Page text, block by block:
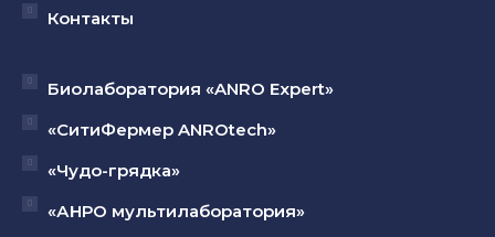
Контакты
Биолаборатория «ANRO Expert»
«СитиФермер ANROtech»
«Чудо-грядка»
«АНРО мультилаборатория»